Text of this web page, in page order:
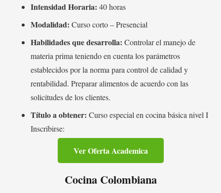
Intensidad Horaria: 40 horas
Modalidad: Curso corto – Presencial
Habilidades que desarrolla: Controlar el manejo de
materia prima teniendo en cuenta los parámetros
establecidos por la norma para control de calidad y
rentabilidad. Preparar alimentos de acuerdo con las
solicitudes de los clientes.
Título a obtener: Curso especial en cocina básica nivel I
Inscribirse:
Ver Oferta Academica
Cocina Colombiana